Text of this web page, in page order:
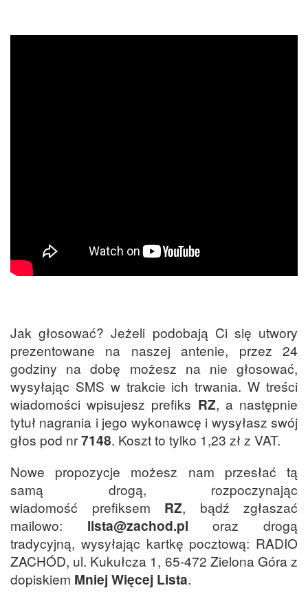
Jak głosować? Jeżeli podobają Ci się utwory
prezentowane na naszej antenie, przez 24
godziny na dobę możesz na nie głosować,
wysyłając SMS w trakcie ich trwania. W treści
wiadomości wpisujesz prefiks RZ, a następnie
tytuł nagrania i jego wykonawcę i wysyłasz swój
głos pod nr7148. Koszt to tylko 1,23 zł z VAT.
Nowe propozycje możesz nam przesłać tą
samą drogą, rozpoczynając
wiadomość prefiksem RZ, bądź zgłaszać
mailowo: lista@zachod.pl oraz drogą
tradycyjną, wysyłając kartkę pocztową: RADIO
ZACHÓD, ul. Kukułcza 1, 65-472 Zielona Góra z
dopiskiem Mniej Więcej Lista.